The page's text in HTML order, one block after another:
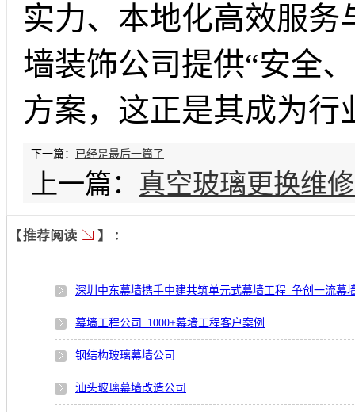
实力、本地化高效服
墙装饰公司提供“安全
方案，这正是其成为
下一篇： 已经是最后一篇了
上一篇： 真空玻璃更换维
深圳中东幕墙携手中建共筑单元式幕墙工程_争创一流幕
幕墙工程公司_1000+幕墙工程客户案例
钢结构玻璃幕墙公司
汕头玻璃幕墙改造公司